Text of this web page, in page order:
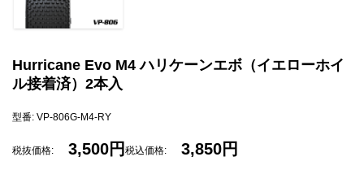
Hurricane Evo M4 ハリケーンエボ（イエローホイ
ル接着済）2本入
型番: VP-806G-M4-RY
税抜価格: 3,500円 税込価格: 3,850円